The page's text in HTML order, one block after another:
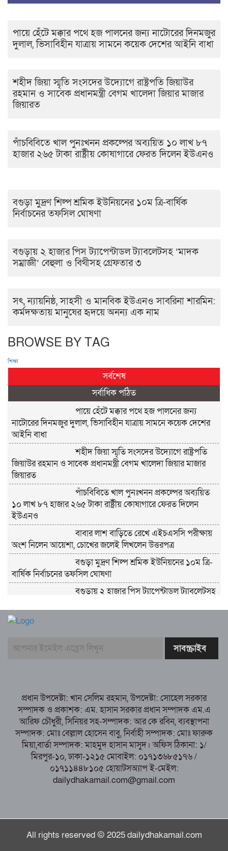
পায়ে হেঁটে মক্কার পথে হজ পালনের জন্য নাটোরের দিনমজুর
দুলাল, ভিসাবিহীন যাত্রায় সামনে কয়েক দেশের আইনি বাধা
শহীদ জিয়া স্মৃতি সংসদের উদ্যোগে রাষ্ট্রপতি জিয়াউর
রহমান ও সাবেক প্রধানমন্ত্রী বেগম খালেদা জিয়ার মাজার
জিয়ারত
পাঁচবিবিতে খাল পুনঃখনন প্রকল্পের অব্যয়িত ১০ লাখ ৮৭
হাজার ২৬৫ টাকা রাষ্ট্রীয় কোষাগারে ফেরত দিলেন ইউএনও
বগুড়া মুদ্রণ শিল্প শ্রমিক ইউনিয়নের ১০ম ত্রি-বার্ষিক
নির্বাচনের তফসিল ঘোষণা
বগুড়ায় ২ হাজার পিস ট্যাপেন্টাডল ট্যাবলেটসহ ‘মাদক
সম্রাজ্ঞী’ বেহুলা ও বিথীসহ গ্রেফতার ৩
সৎ, ন্যায়নিষ্ঠ, সাহসী ও মানবিক ইউএনও সাবরিনা শারমিন:
কর্মদক্ষতায় মানুষের হৃদয়ে অনন্য এক নাম
BROWSE BY TAG
শিক্ষা
সর্বশেষ
সর্বাধিক পঠিত
পায়ে হেঁটে মক্কার পথে হজ পালনের জন্য
নাটোরের দিনমজুর দুলাল, ভিসাবিহীন যাত্রায় সামনে কয়েক দেশের
আইনি বাধা
শহীদ জিয়া স্মৃতি সংসদের উদ্যোগে রাষ্ট্রপতি
জিয়াউর রহমান ও সাবেক প্রধানমন্ত্রী বেগম খালেদা জিয়ার মাজার
জিয়ারত
পাঁচবিবিতে খাল পুনঃখনন প্রকল্পের অব্যয়িত
১০ লাখ ৮৭ হাজার ২৬৫ টাকা রাষ্ট্রীয় কোষাগারে ফেরত দিলেন
ইউএনও
বাবার লাশ বাড়িতে রেখে এইচএসসি পরীক্ষায়
অংশ নিলেন আয়েশা, চোখের জলেই লিখলেন উত্তরপত্র
বগুড়া মুদ্রণ শিল্প শ্রমিক ইউনিয়নের ১০ম ত্রি-
বার্ষিক নির্বাচনের তফসিল ঘোষণা
বগুড়ায় ২ হাজার পিস ট্যাপেন্টাডল ট্যাবলেটসহ
নরসিংদীর শিবপুরে তিনটি গরুকে বিষ খাইয়ে
সামলাচ্ছেন একাধিক গুরুত্বপূর্ণ দায়িত্ব, প্রশংসায় মুখর এলাকাবাসী
বগুড়া মুদ্রণ শিল্প শ্রমিক ইউনিয়নের নির্বাচন
পরিচালনা কমিটির প্রস্তুতি সভা অনুষ্ঠিত
প্রধান উপদেষ্টা: খান সেলিম রহমান, উপদেষ্টা: সোহেল সরকার
সম্পাদক ও প্রকাশক: এম. হাসান সরকার প্রধান সম্পাদক এম.এ
আরিফ চৌধুরী, সিনিয়র সহ-সম্পাদক: আর কে রবিন, ব্যবস্থাপনা
সম্পাদক: মোঃ বেল্লাল হোসেন বাবু, নির্বাহী সম্পাদক: মোঃ ফারুক
মিয়া,বার্তা সম্পাদক: মাহমুদ হাসান মাসুদ। অফিস ঠিকানা: ১/
মিরপুর-১০, ঢাকা-১২১৫ মোবাইল: ০১৭১৩৬৮৫১৭৬ /
০১৭১১৪৪৮১০৫ হোয়াটসঅ্যাপ ই-মেইল:
dailydhakamail.com@gmail.com
All rights reserved © 2025 dailydhakamail.com